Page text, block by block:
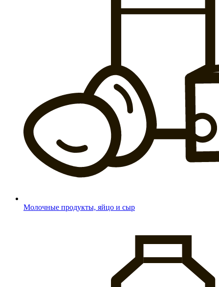
Молочные продукты, яйцо и сыр